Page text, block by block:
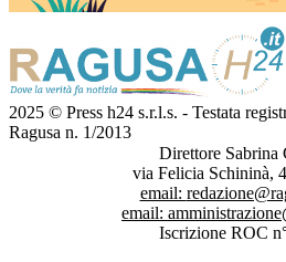
2025 © Press h24 s.r.l.s. - Testata
Ragusa n. 1/2013
Direttore Sabrina
via Felicia Schininà,
email:
email:
Iscrizione ROC